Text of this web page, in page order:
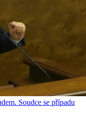
Soudce se případu